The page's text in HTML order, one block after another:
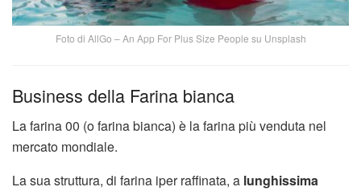
Foto di AllGo – An App For Plus Size People su Unsplash
Business della Farina bianca
La farina 00 (o farina bianca) è la farina più venduta nel
mercato mondiale.
La sua struttura, di farina iper raffinata, a lunghissima